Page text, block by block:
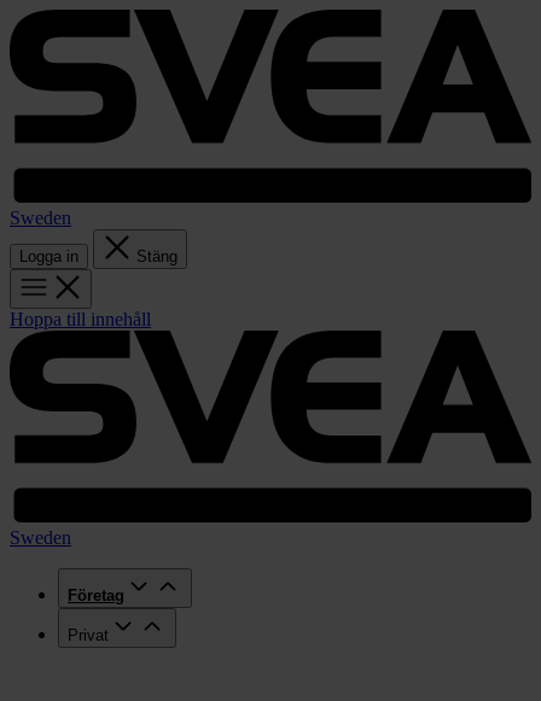
Sweden
Logga in Stäng
Hoppa till innehåll
Sweden
Företag
Privat